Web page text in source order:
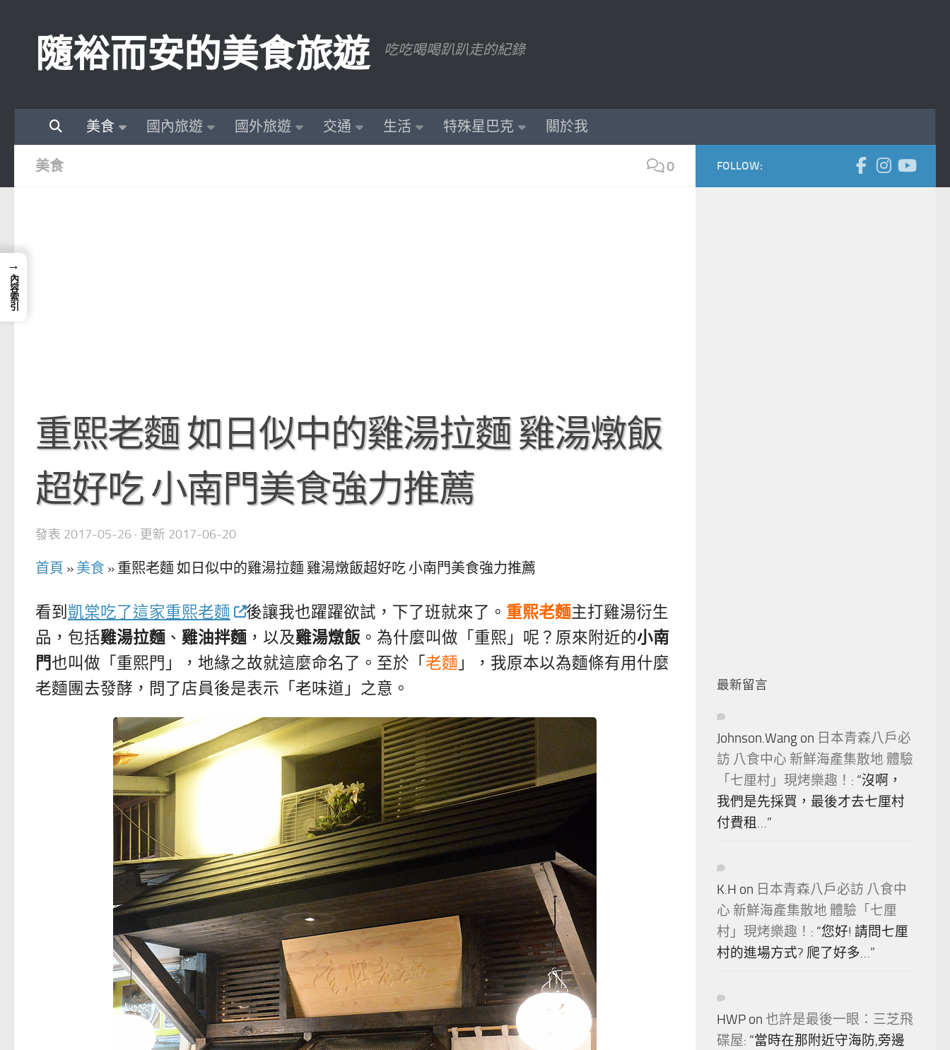
隨裕而安的美食旅遊 吃吃喝喝趴趴走的紀錄
美食 國內旅遊 國外旅遊 交通 生活 特殊星巴克 關於我
美食 0
重熙老麵 如日似中的雞湯拉麵 雞湯燉飯
超好吃 小南門美食強力推薦
發表 2017-05-26 · 更新 2017-06-20
首頁 » 美食 » 重熙老麵 如日似中的雞湯拉麵 雞湯燉飯超好吃 小南門美食強力推薦
看到 凱棠吃了這家重熙老麵 後讓我也躍躍欲試，下了班就來了。 重熙老麵主打雞湯衍生
品，包括雞湯拉麵 、 雞油拌麵 ，以及雞湯燉飯 。為什麼叫做「重熙」呢？原來附近的小南
門也叫做「重熙門」，地緣之故就這麼命名了。至於「 老麵 」，我原本以為麵條有用什麼
老麵團去發酵，問了店員後是表示「老味道」之意。
FOLLOW:
最新留言
Johnson.Wang on 日本青森八戶必
訪 八食中心 新鮮海產集散地 體驗
「七厘村」現烤樂趣！ : “沒啊，
我們是先採買，最後才去七厘村
付費租…”
K.H on 日本青森八戶必訪 八食中
心 新鮮海產集散地 體驗「七厘
村」現烤樂趣！ : “您好! 請問七厘
村的進場方式? 爬了好多…”
HWP on 也許是最後一眼：三芝飛
碟屋: “當時在那附近守海防,旁邊
→
內容索引